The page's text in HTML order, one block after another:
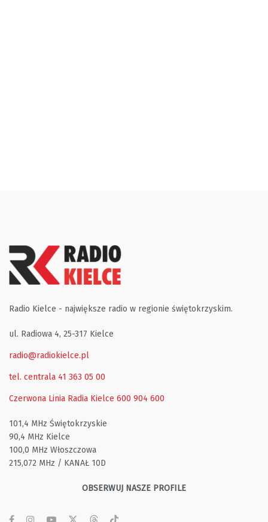
Radio Kielce - największe radio w regionie świętokrzyskim.
ul. Radiowa 4, 25-317 Kielce
radio@radiokielce.pl
tel. centrala 41 363 05 00
Czerwona Linia Radia Kielce 600 904 600
101,4 MHz Świętokrzyskie
90,4 MHz Kielce
100,0 MHz Włoszczowa
215,072 MHz / KANAŁ 10D
OBSERWUJ NASZE PROFILE